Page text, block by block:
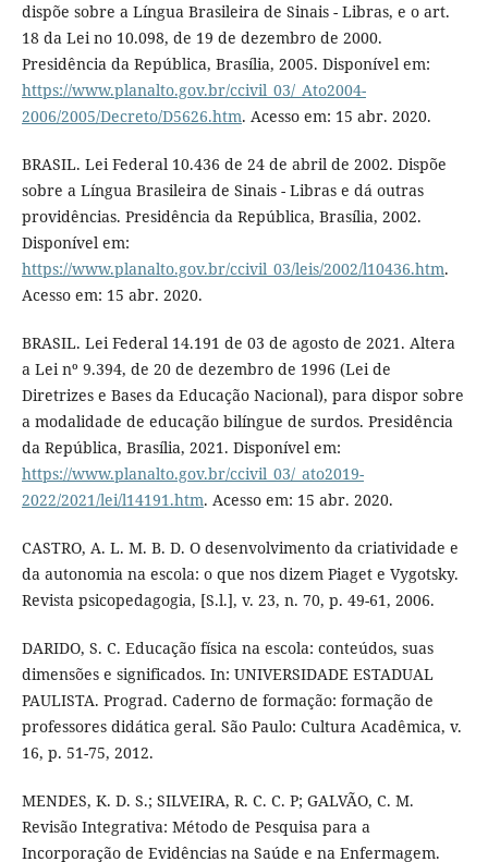
dispõe sobre a Língua Brasileira de Sinais - Libras, e o art.
18 da Lei no 10.098, de 19 de dezembro de 2000.
Presidência da República, Brasília, 2005. Disponível em:
https://www.planalto.gov.br/ccivil_03/_Ato2004-
2006/2005/Decreto/D5626.htm. Acesso em: 15 abr. 2020.
BRASIL. Lei Federal 10.436 de 24 de abril de 2002. Dispõe
sobre a Língua Brasileira de Sinais - Libras e dá outras
providências. Presidência da República, Brasília, 2002.
Disponível em:
https://www.planalto.gov.br/ccivil_03/leis/2002/l10436.htm.
Acesso em: 15 abr. 2020.
BRASIL. Lei Federal 14.191 de 03 de agosto de 2021. Altera
a Lei nº 9.394, de 20 de dezembro de 1996 (Lei de
Diretrizes e Bases da Educação Nacional), para dispor sobre
a modalidade de educação bilíngue de surdos. Presidência
da República, Brasília, 2021. Disponível em:
https://www.planalto.gov.br/ccivil_03/_ato2019-
2022/2021/lei/l14191.htm. Acesso em: 15 abr. 2020.
CASTRO, A. L. M. B. D. O desenvolvimento da criatividade e
da autonomia na escola: o que nos dizem Piaget e Vygotsky.
Revista psicopedagogia, [S.l.], v. 23, n. 70, p. 49-61, 2006.
DARIDO, S. C. Educação física na escola: conteúdos, suas
dimensões e significados. In: UNIVERSIDADE ESTADUAL
PAULISTA. Prograd. Caderno de formação: formação de
professores didática geral. São Paulo: Cultura Acadêmica, v.
16, p. 51-75, 2012.
MENDES, K. D. S.; SILVEIRA, R. C. C. P; GALVÃO, C. M.
Revisão Integrativa: Método de Pesquisa para a
Incorporação de Evidências na Saúde e na Enfermagem.